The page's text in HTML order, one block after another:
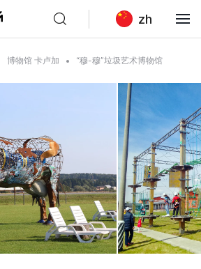
zh
博物馆 卡卢加 “穆-穆”垃圾艺术博物馆